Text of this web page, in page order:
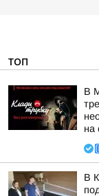
ТОП
В
на
В